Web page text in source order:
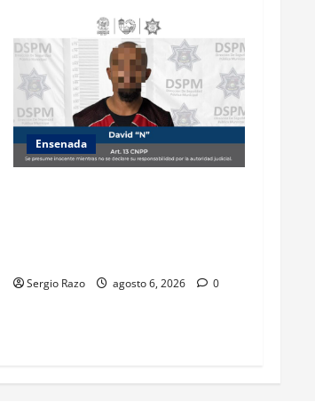
Ensenada
Sergio Razo agosto 6, 2026 0